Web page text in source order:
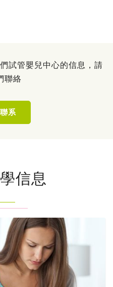
試管嬰兒中心的信息，請
聯絡
系
信息